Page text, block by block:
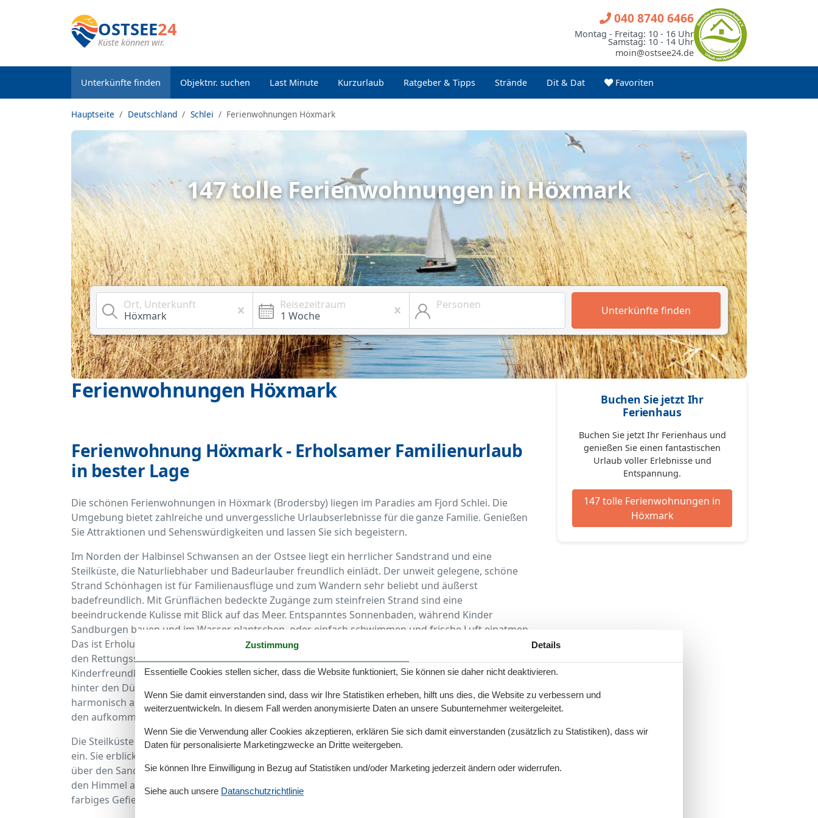
OSTSEE24
Küste können wir.
Unterkünfte finden Objektnr. suchen Last Minute Kurzurlaub Ratgeber & Tipps Strände Dit & Dat Favoriten
040 8740 6466
Montag - Freitag: 10 - 16 Uhr
Samstag: 10 - 14 Uhr
moin@ostsee24.de
Hauptseite Deutschland Schlei Ferienwohnungen Höxmark
147 tolle Ferienwohnungen in Höxmark
Ort, Unterkunft Reisezeitraum Personen Unterkünfte finden
Ferienwohnungen Höxmark
Ferienwohnung Höxmark - Erholsamer Familienurlaub
in bester Lage
Die schönen Ferienwohnungen in Höxmark (Brodersby) liegen im Paradies am Fjord Schlei. Die
Umgebung bietet zahlreiche und unvergessliche Urlaubserlebnisse für die ganze Familie. Genießen
Sie Attraktionen und Sehenswürdigkeiten und lassen Sie sich begeistern.
Im Norden der Halbinsel Schwansen an der Ostsee liegt ein herrlicher Sandstrand und eine
Steilküste, die Naturliebhaber und Badeurlauber freundlich einlädt. Der unweit gelegene, schöne
Strand Schönhagen ist für Familienausflüge und zum Wandern sehr beliebt und äußerst
badefreundlich. Mit Grünflächen bedeckte Zugänge zum steinfreien Strand sind eine
beeindruckende Kulisse mit Blick auf das Meer. Entspanntes Sonnenbaden, während Kinder
Sandburgen bauen und im Wasser plantschen, oder einfach schwimmen und frische Luft einatmen.
Das ist Erholung pur. Der Natur ganz nah! Der Schönhagener Strand wird in der Hauptsaison von
den Rettungsschwimmern der DLRG überwacht, so dass auch für Sicherheit und
Kinderfreundlichkeit gesorgt ist. Die großzügige Strandpromenade, sowie ein großer Spielplatz
hinter den Dünen, eignet sich ideal zum Spazieren oder Verweilen und rundet die Umgebung
harmonisch ab. Selbst miturlaubende Fellnasen finden am Hundestrand ihren Platz zum Toben. Für
den aufkommenden Hunger ist mit Essensbuden und Cafés an der Promenade gesorgt.
Die Steilküste Schönhagen lädt sowohl Familien als auch Abenteurer zum Wandern und Entdecken
ein. Sie erblicken atemberaubende Küstenhänge, Felsen und Steine, die das Meer mit seinen Wellen
über den Sand erreicht. Der herrliche frische Ostseewind macht Lust und Freude, einen Drachen in
den Himmel aufsteigen zu sehen oder gar selbst die Schnur in die Hand zu nehmen und sein
farbiges Gefieder im Wind weit oben tanzen zu lassen. Gönnen Sie sich einen Hauch von Freiheit.
Buchen Sie jetzt Ihr
Ferienhaus
Buchen Sie jetzt Ihr Ferienhaus und
genießen Sie einen fantastischen
Urlaub voller Erlebnisse und
Entspannung.
147 tolle Ferienwohnungen in
Höxmark
Zustimmung Details
Essentielle Cookies stellen sicher, dass die Website funktioniert, Sie können sie daher nicht deaktivieren.
Wenn Sie damit einverstanden sind, dass wir Ihre Statistiken erheben, hilft uns dies, die Website zu verbessern und
weiterzuentwickeln. In diesem Fall werden anonymisierte Daten an unsere Subunternehmer weitergeleitet.
Wenn Sie die Verwendung aller Cookies akzeptieren, erklären Sie sich damit einverstanden (zusätzlich zu Statistiken), dass wir
Daten für personalisierte Marketingzwecke an Dritte weitergeben.
Sie können Ihre Einwilligung in Bezug auf Statistiken und/oder Marketing jederzeit ändern oder widerrufen.
Siehe auch unsere Datanschutzrichtlinie